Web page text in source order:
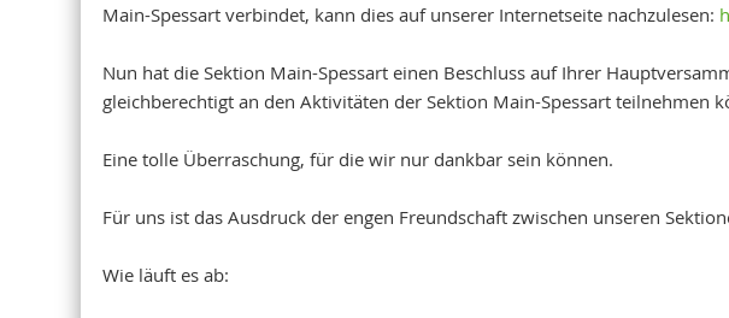
Main-Spessart verbindet, kann dies auf unserer Internetseite nachzulesen:
Nun hat die Sektion Main-Spessart einen Beschluss auf Ihrer
gleichberechtigt an den Aktivitäten der Sektion Main-Spessart teilnehmen
Eine tolle Überraschung, für die wir nur dankbar sein können.
Für uns ist das Ausdruck der engen Freundschaft zwischen unseren
Wie läuft es ab: